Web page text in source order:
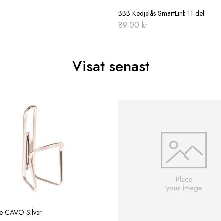
BBB Kedjelås SmartLink 11-del
89.00 kr
Visat senast
CAVO Silver